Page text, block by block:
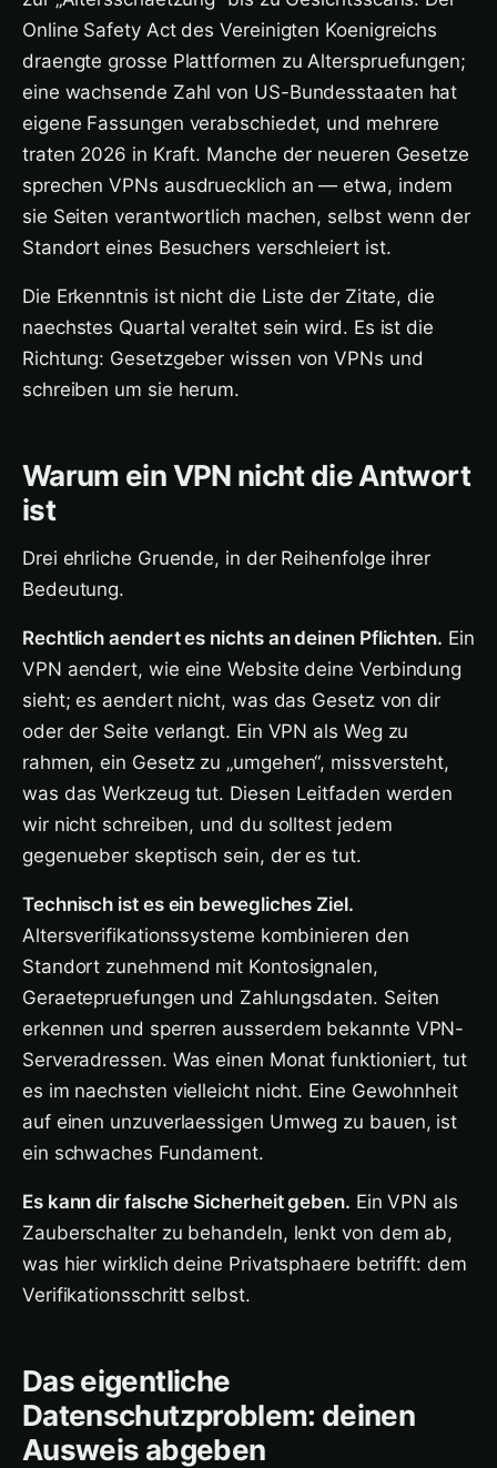
Online Safety Act des Vereinigten Koenigreichs
draengte grosse Plattformen zu Alterspruefungen;
eine wachsende Zahl von US-Bundesstaaten hat
eigene Fassungen verabschiedet, und mehrere
traten 2026 in Kraft. Manche der neueren Gesetze
sprechen VPNs ausdruecklich an — etwa, indem
sie Seiten verantwortlich machen, selbst wenn der
Standort eines Besuchers verschleiert ist.
Die Erkenntnis ist nicht die Liste der Zitate, die
naechstes Quartal veraltet sein wird. Es ist die
Richtung: Gesetzgeber wissen von VPNs und
schreiben um sie herum.
Warum ein VPN nicht die Antwort
ist
Drei ehrliche Gruende, in der Reihenfolge ihrer
Bedeutung.
Rechtlich aendert es nichts an deinen Pflichten. Ein
VPN aendert, wie eine Website deine Verbindung
sieht; es aendert nicht, was das Gesetz von dir
oder der Seite verlangt. Ein VPN als Weg zu
rahmen, ein Gesetz zu „umgehen“, missversteht,
was das Werkzeug tut. Diesen Leitfaden werden
wir nicht schreiben, und du solltest jedem
gegenueber skeptisch sein, der es tut.
Technisch ist es ein bewegliches Ziel.
Altersverifikationssysteme kombinieren den
Standort zunehmend mit Kontosignalen,
Geraetepruefungen und Zahlungsdaten. Seiten
erkennen und sperren ausserdem bekannte VPN-
Serveradressen. Was einen Monat funktioniert, tut
es im naechsten vielleicht nicht. Eine Gewohnheit
auf einen unzuverlaessigen Umweg zu bauen, ist
ein schwaches Fundament.
Es kann dir falsche Sicherheit geben. Ein VPN als
Zauberschalter zu behandeln, lenkt von dem ab,
was hier wirklich deine Privatsphaere betrifft: dem
Verifikationsschritt selbst.
Das eigentliche
Datenschutzproblem: deinen
Ausweis abgeben